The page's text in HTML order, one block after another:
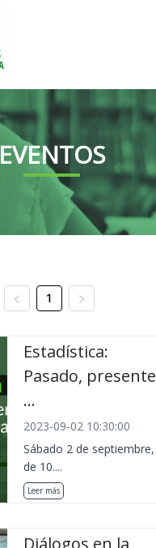
EVENTOS
1
Estadística:
Pasado, presente
...
2023-09-02 10:30:00
Sábado 2 de septiembre,
de 10....
Leer más
Diálogos en la